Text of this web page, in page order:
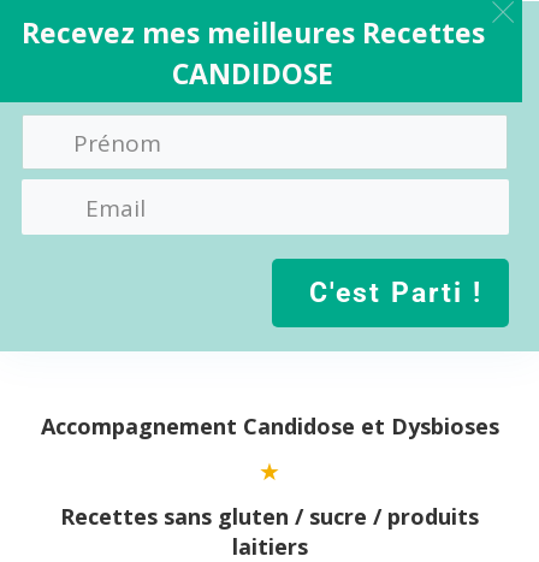
contenuAccompagnement Candidose et Dysbioses
Recettes sans gluten / sucre / produits
laitiers
Recevez mes meilleures Recettes
CANDIDOSE
C'est Parti !